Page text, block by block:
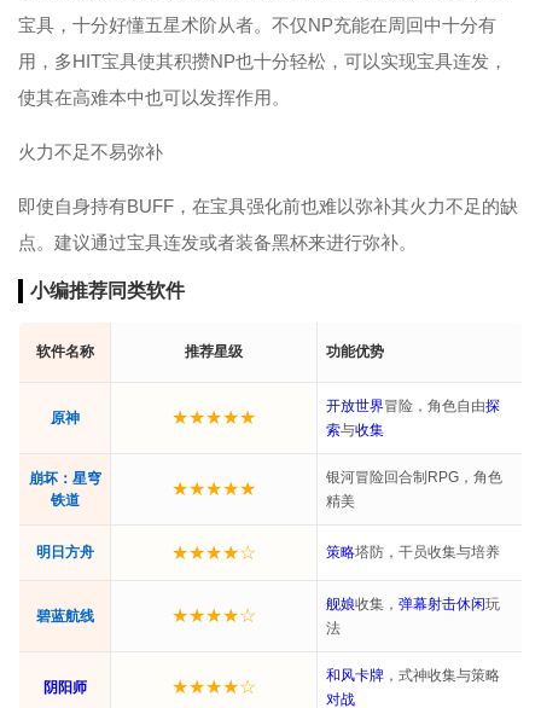
宝具，十分好懂五星术阶从者。不仅NP充能在周回中十分有
用，多HIT宝具使其积攒NP也十分轻松，可以实现宝具连发，
使其在高难本中也可以发挥作用。
火力不足不易弥补
即使自身持有BUFF，在宝具强化前也难以弥补其火力不足的缺
点。建议通过宝具连发或者装备黑杯来进行弥补。
小编推荐同类软件
软件名称 推荐星级 功能优势
原神 ★★★★★
开放世界冒险，角色自由探
索与收集
崩坏：星穹
铁道
★★★★★
银河冒险回合制RPG，角色
精美
明日方舟 ★★★★☆ 策略塔防，干员收集与培养
碧蓝航线 ★★★★☆
舰娘收集， 弹幕射击休闲玩
法
阴阳师 ★★★★☆
和风卡牌 ，式神收集与策略
对战